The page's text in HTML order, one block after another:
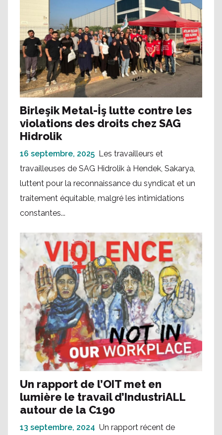
Birleşik Metal-İş lutte contre les
violations des droits chez SAG
Hidrolik
16 septembre, 2025 Les travailleurs et
travailleuses de SAG Hidrolik à Hendek, Sakarya,
luttent pour la reconnaissance du syndicat et un
traitement équitable, malgré les intimidations
constantes...
Un rapport de l’OIT met en
lumière le travail d’IndustriALL
autour de la C190
13 septembre, 2024 Un rapport récent de